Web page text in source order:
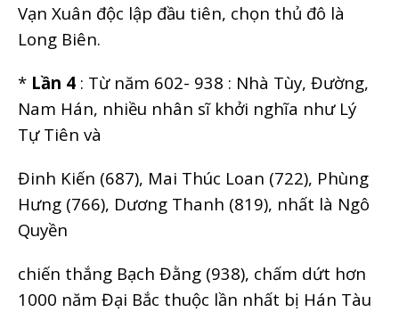
Vạn Xuân độc lập đầu tiên, chọn thủ đô là
Long Biên.
* Lần 4 : Từ năm 602- 938 : Nhà Tùy, Đường,
Nam Hán, nhiều nhân sĩ khởi nghĩa như Lý
Tự Tiên và
Đinh Kiến (687), Mai Thúc Loan (722), Phùng
Hưng (766), Dương Thanh (819), nhất là Ngô
Quyền
chiến thắng Bạch Đằng (938), chấm dứt hơn
1000 năm Đại Bắc thuộc lần nhất bị Hán Tàu